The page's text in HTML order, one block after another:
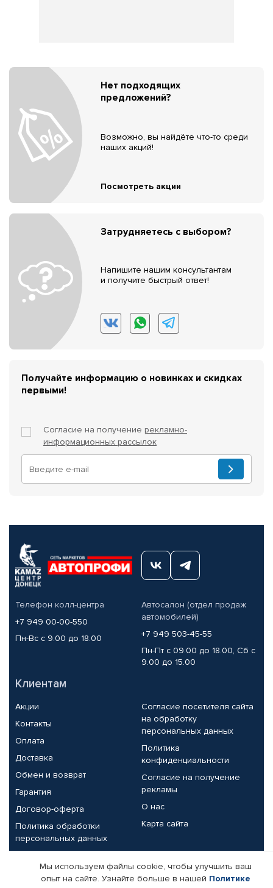
Нет подходящих
предложений?
Возможно, вы найдёте что-то среди
наших акций!
Посмотреть акции
Затрудняетесь с выбором?
Напишите нашим консультантам
и получите быстрый ответ!
Получайте информацию о новинках и скидках
первыми!
Согласие на получение рекламно-
информационных рассылок
Телефон колл-центра
+7 949 00-00-550
Пн-Вс с 9.00 до 18.00
Автосалон (отдел продаж
автомобилей)
+7 949 503-45-55
Пн-Пт с 09.00 до 18.00, Сб с
9.00 до 15.00
Клиентам
Акции
Контакты
Оплата
Доставка
Обмен и возврат
Гарантия
Договор-оферта
Политика обработки
персональных данных
Согласие посетителя сайта
на обработку
персональных данных
Политика
конфиденциальности
Согласие на получение
рекламы
О нас
Карта сайта
Партнерам
Мы используем файлы cookie, чтобы улучшить ваш
опыт на сайте. Узнайте больше в нашей Политике